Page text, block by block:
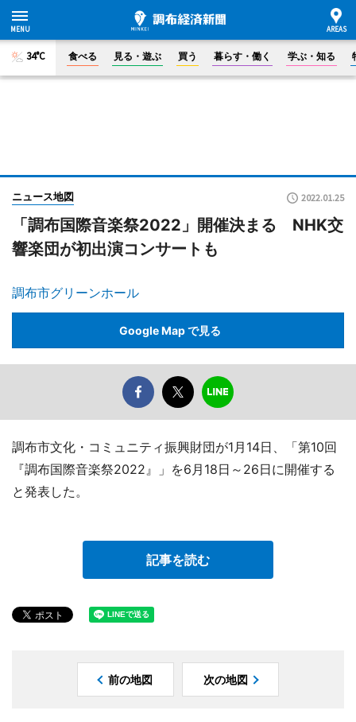
34°C 食べる 見る・遊ぶ 買う 暮らす・働く 学ぶ・知る
ニュース地図 2022.01.25
「調布国際音楽祭2022」開催決まる NHK交
響楽団が初出演コンサートも
調布市グリーンホール
Google Map で見る
調布市文化・コミュニティ振興財団が1月14日、「第10回
『調布国際音楽祭2022』」を6月18日～26日に開催する
と発表した。
記事を読む
前の地図 次の地図